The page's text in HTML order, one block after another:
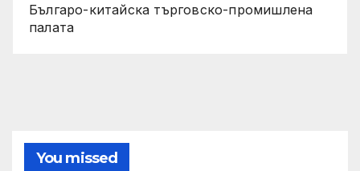
Българо-китайска търговско-промишлена
палата
You missed